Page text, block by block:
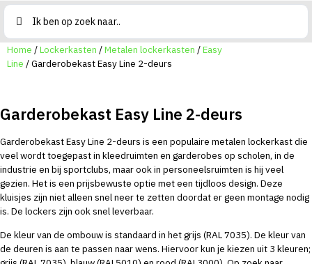
Search
Home /Lockerkasten /Metalen lockerkasten /Easy
Line / Garderobekast Easy Line 2-deurs
Garderobekast Easy Line 2-deurs
Garderobekast Easy Line 2-deurs is een populaire metalen lockerkast die
veel wordt toegepast in kleedruimten en garderobes op scholen, in de
industrie en bij sportclubs, maar ook in personeelsruimten is hij veel
gezien. Het is een prijsbewuste optie met een tijdloos design. Deze
kluisjes zijn niet alleen snel neer te zetten doordat er geen montage nodig
is. De lockers zijn ook snel leverbaar.
De kleur van de ombouw is standaard in het grijs (RAL 7035). De kleur van
de deuren is aan te passen naar wens. Hiervoor kun je kiezen uit 3 kleuren;